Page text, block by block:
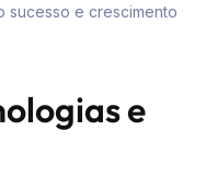
sucesso e crescimento
e